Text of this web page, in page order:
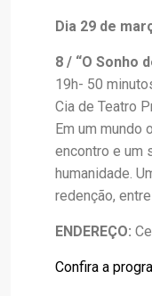
Dia 29 de
8 / “O Sonho
19h- 50
Cia de Teatro
Em um mundo
encontro e um
humanidade.
redenção,
ENDEREÇO:
Confira a